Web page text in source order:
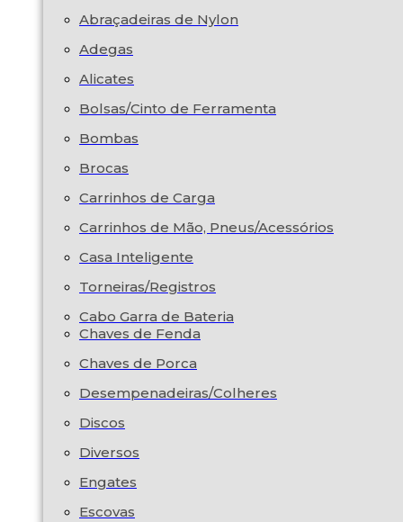
Abraçadeiras de Nylon
Adegas
Alicates
Bolsas/Cinto de Ferramenta
Bombas
Brocas
Carrinhos de Carga
Carrinhos de Mão, Pneus/Acessórios
Casa Inteligente
Torneiras/Registros
Cabo Garra de Bateria
Chaves de Fenda
Chaves de Porca
Desempenadeiras/Colheres
Discos
Diversos
Engates
Escovas